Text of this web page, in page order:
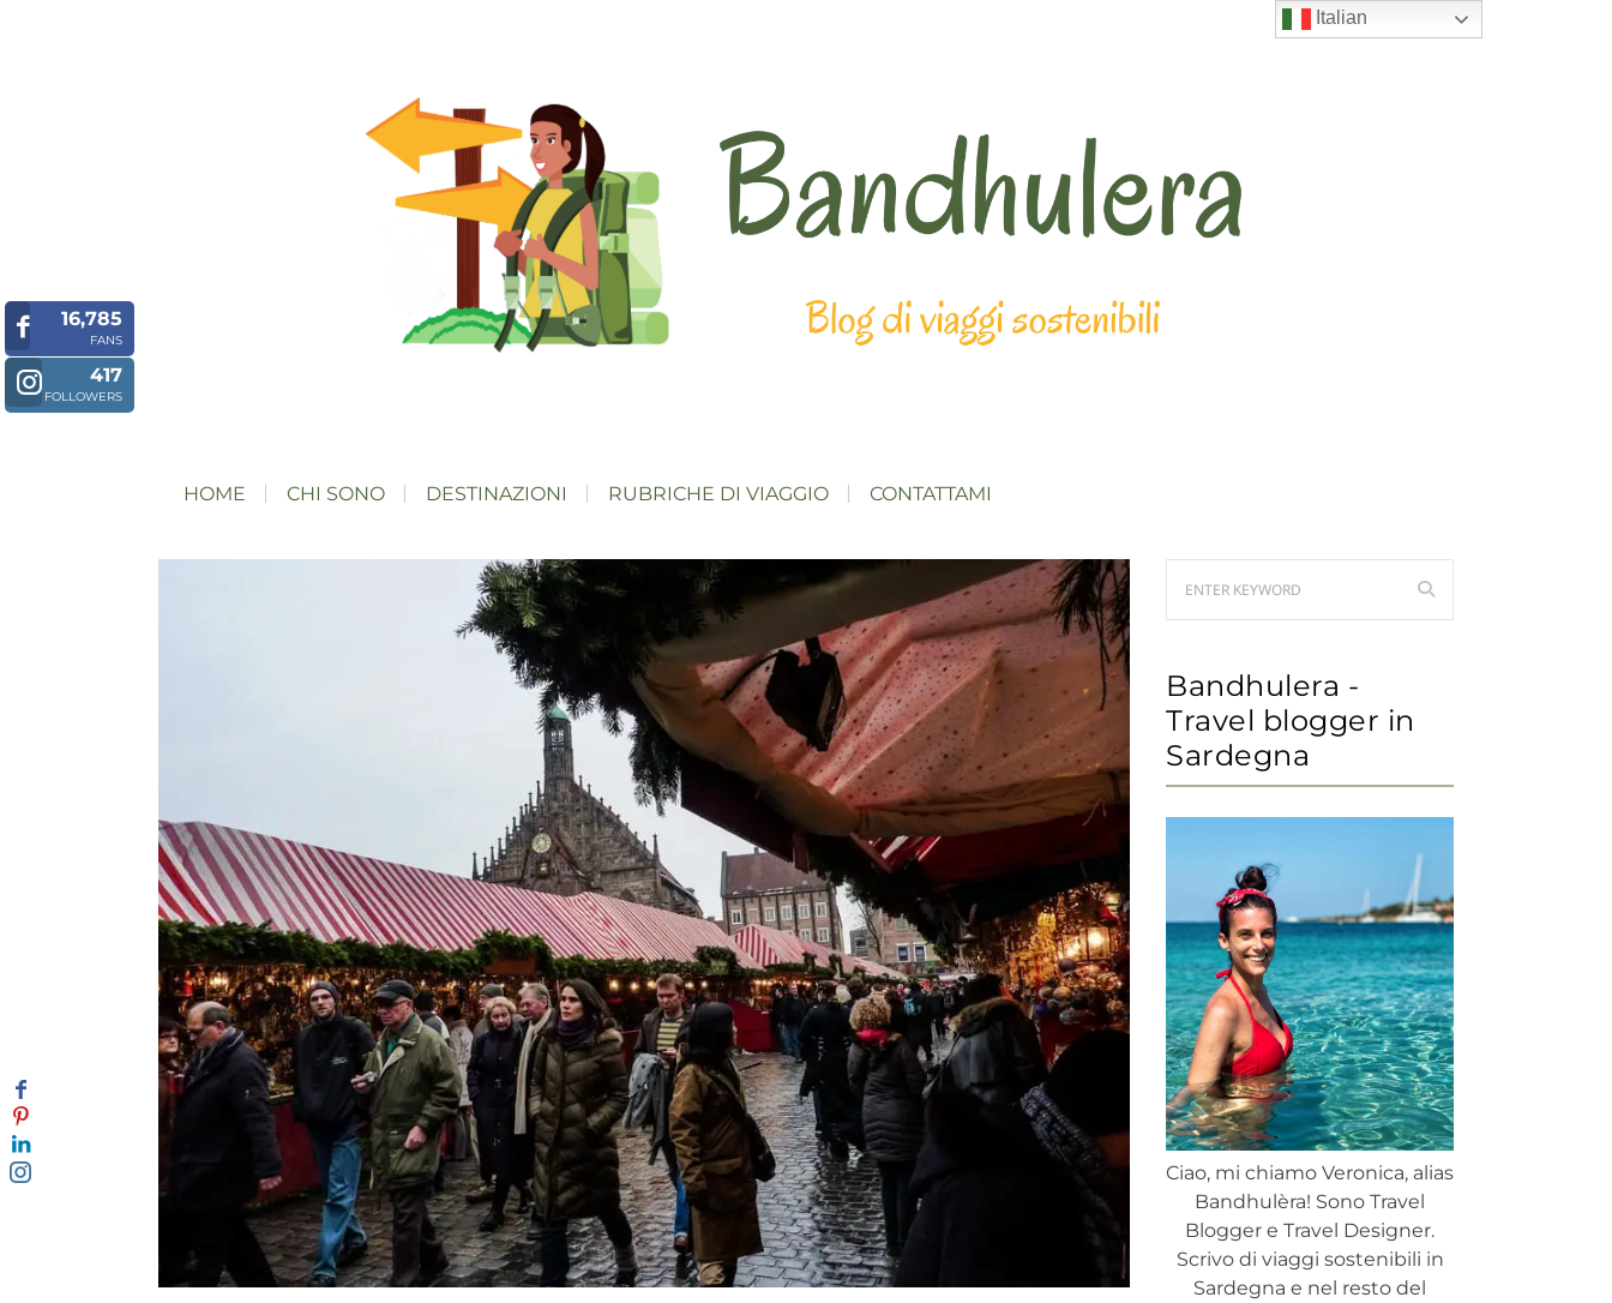
HOME CHI SONO DESTINAZIONI RUBRICHE DI VIAGGIO CONTATTAMI
Bandhulera -
Travel blogger in
Sardegna
Ciao, mi chiamo Veronica, alias
Bandhulèra! Sono Travel
Blogger e Travel Designer.
Scrivo di viaggi sostenibili in
Sardegna e nel resto del
Italian
16,785
FANS
417
FOLLOWERS